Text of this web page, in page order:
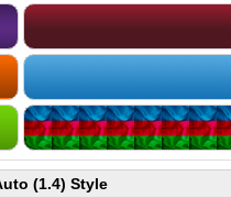
(1.4) Style